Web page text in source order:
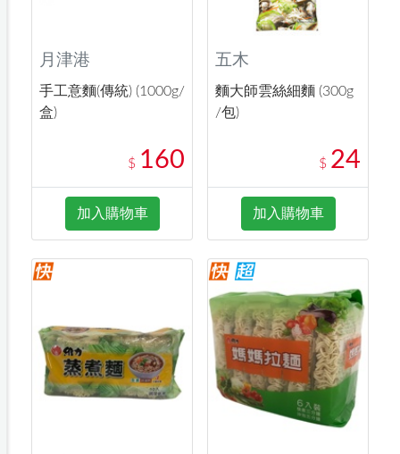
月津港
手工意麵(傳統) (1000g/
盒)
$ 160
加入購物車
五木
麵大師雲絲細麵 (300g
/包)
$ 24
加入購物車